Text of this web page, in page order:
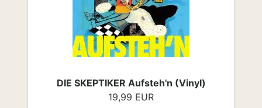
DIE SKEPTIKER Aufsteh'n (Vinyl)
19,99 EUR